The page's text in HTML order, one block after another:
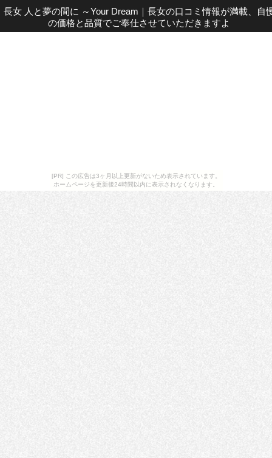
[PR] この広告は3ヶ月以上更新がないため表示されています。
ホームページを更新後24時間以内に表示されなくなります。
長女 人と夢の間に ～Your Dream ｜ 長女の口コミ情報が満載、自
の価格と品質でご奉仕させていただきますよ